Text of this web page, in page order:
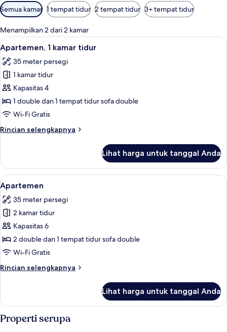
Filter
tersedia
untuk
kamar
Semua kamar 1 tempat tidur 2 tempat tidur 3+ tempat tidur
Menampilkan 2 dari 2 kamar
Lihat
semua
foto
untuk
Apartemen,
1
kamar
Apartemen, 1 kamar tidur | Area
22
Apartemen, 1 kamar tidur
35 meter persegi
1 kamar tidur
Kapasitas 4
1 double dan 1 tempat tidur sofa double
Wi-Fi Gratis
Rincian selengkapnya
Rincian
Apartemen,
kamar
tidur
Lihat harga untuk tanggal Anda
Lihat
semua
foto
untuk
Apartemen
Apartemen | Meja kerja, tempat
12
Apartemen
35 meter persegi
2 kamar tidur
Kapasitas 6
2 double dan 1 tempat tidur sofa double
Wi-Fi Gratis
Rincian selengkapnya
Rincian
Apartemen
Lihat harga untuk tanggal Anda
Properti serupa